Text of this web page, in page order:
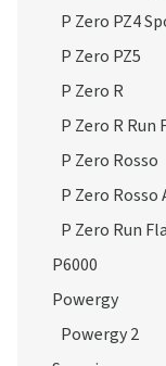
P Zero PZ4
P Zero PZ5
P Zero R
P Zero R Run
P Zero Rosso
P Zero
P Zero Run
P6000
Powergy
Powergy 2